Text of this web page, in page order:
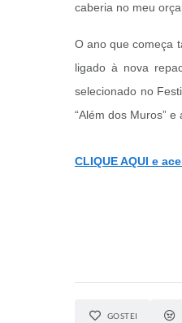
caberia no meu
O ano que começa
ligado à nova
selecionado no
“Além dos Muros”
CLIQUE AQUI e
GOSTEI